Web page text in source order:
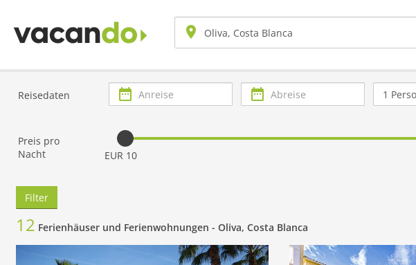
Reisedaten Anreise Abreise
Anzahl
Personen
Preis pro
Nacht
EUR 10
Filter
12 Ferienhäuser und Ferienwohnungen - Oliva, Costa Blanca